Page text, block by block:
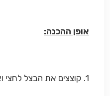
אופן ההכנה:
1. קוצצים את הבצל לחצי ואת חצי הבצל לסטריפים.